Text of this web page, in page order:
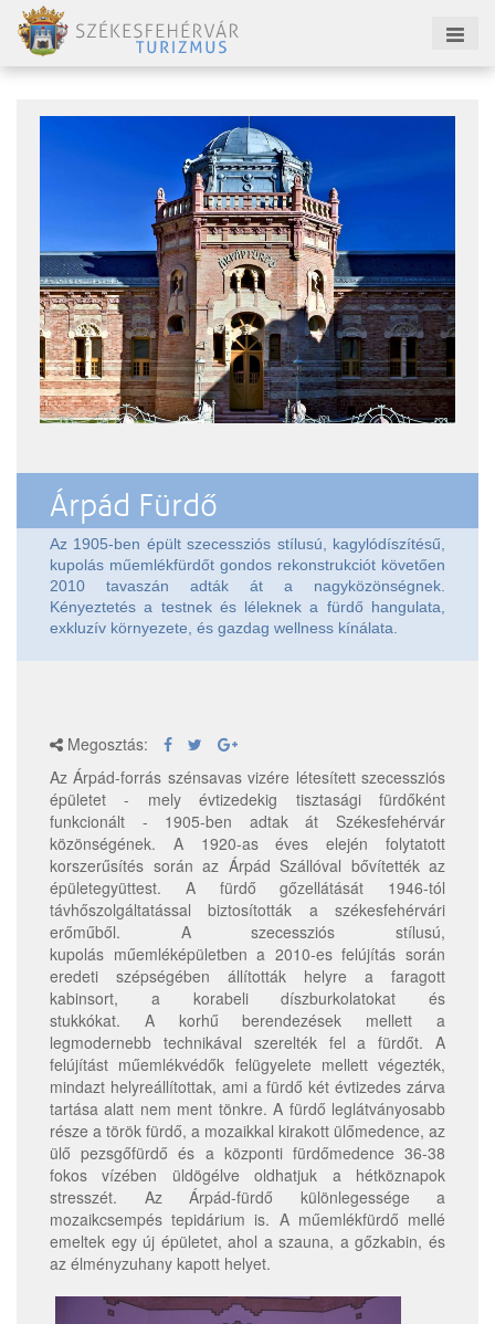
Árpád Fürdő
Az 1905-ben épült szecessziós stílusú, kagylódíszítésű,
kupolás műemlékfürdőt gondos rekonstrukciót követően
2010 tavaszán adták át a nagyközönségnek.
Kényeztetés a testnek és léleknek a fürdő hangulata,
exkluzív környezete, és gazdag wellness kínálata.
Megosztás:
Az Árpád-forrás szénsavas vizére létesített szecessziós
épületet - mely évtizedekig tisztasági fürdőként
funkcionált - 1905-ben adtak át Székesfehérvár
közönségének. A 1920-as éves elején folytatott
korszerűsítés során az Árpád Szállóval bővítették az
épületegyüttest. A fürdő gőzellátását 1946-tól
távhőszolgáltatással biztosították a székesfehérvári
erőműből. A szecessziós stílusú,
kupolás műemléképületben a 2010-es felújítás során
eredeti szépségében állították helyre a faragott
kabinsort, a korabeli díszburkolatokat és
stukkókat. A korhű berendezések mellett a
legmodernebb technikával szerelték fel a fürdőt. A
felújítást műemlékvédők felügyelete mellett végezték,
mindazt helyreállítottak, ami a fürdő két évtizedes zárva
tartása alatt nem ment tönkre. A fürdő leglátványosabb
része a török fürdő, a mozaikkal kirakott ülőmedence, az
ülő pezsgőfürdő és a központi fürdőmedence 36-38
fokos vízében üldögélve oldhatjuk a hétköznapok
stresszét. Az Árpád-fürdő különlegessége a
mozaikcsempés tepidárium is. A műemlékfürdő mellé
emeltek egy új épületet, ahol a szauna, a gőzkabin, és
az élményzuhany kapott helyet.